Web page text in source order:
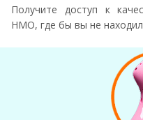
Получите доступ к
НМО, где бы вы не